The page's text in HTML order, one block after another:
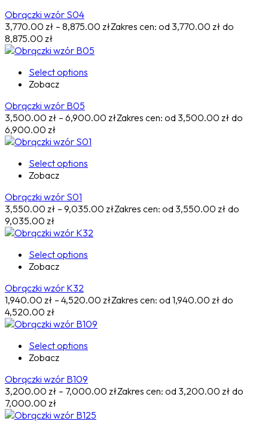
Obrączki wzór S04
3,770.00 zł – 8,875.00 złZakres cen: od 3,770.00 zł do
8,875.00 zł
Select options
Zobacz
Obrączki wzór B05
3,500.00 zł – 6,900.00 złZakres cen: od 3,500.00 zł do
6,900.00 zł
Select options
Zobacz
Obrączki wzór S01
3,550.00 zł – 9,035.00 złZakres cen: od 3,550.00 zł do
9,035.00 zł
Select options
Zobacz
Obrączki wzór K32
1,940.00 zł – 4,520.00 złZakres cen: od 1,940.00 zł do
4,520.00 zł
Select options
Zobacz
Obrączki wzór B109
3,200.00 zł – 7,000.00 złZakres cen: od 3,200.00 zł do
7,000.00 zł